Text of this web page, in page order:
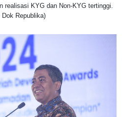
KYG dan Non-KYG tertinggi.
Republika)